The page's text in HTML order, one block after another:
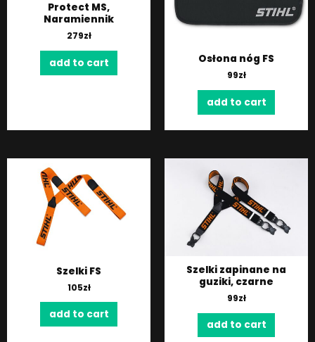
Protect MS,
Naramiennik
279zł
add to cart Osłona nóg FS
99zł
add to cart
Szelki FS
105zł
add to cart
Szelki zapinane na
guziki, czarne
99zł
add to cart